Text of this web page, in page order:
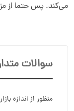
می‌کند. پس حتما از
سوالات
منظور از اندازه